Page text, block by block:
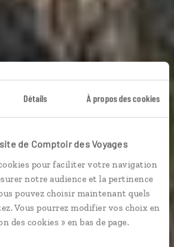
Détails À propos des cookies
de Comptoir des Voyages
pour faciliter votre navigation
notre audience et la pertinence
pouvez choisir maintenant quels
Vous pourrez modifier vos choix en
des cookies » en bas de page.
et villages
la brume
du Drakensberg, entre
du Sud et Lesotho.
Voyager en décalé